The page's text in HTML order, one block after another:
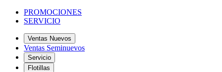
PROMOCIONES
SERVICIO
Ventas Nuevos
Ventas Seminuevos
Servicio
Flotillas